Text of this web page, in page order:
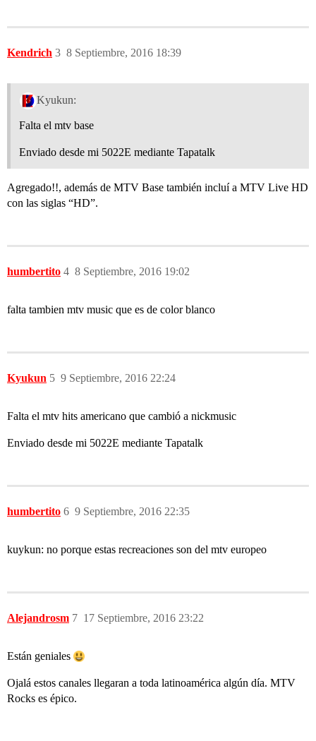
Kendrich 8 Septiembre, 2016 18:39
3
Kyukun:
Falta el mtv base
Enviado desde mi 5022E mediante Tapatalk
Agregado!!, además de MTV Base también incluí a MTV Live HD
con las siglas “HD”.
humbertito 8 Septiembre, 2016 19:02
4
falta tambien mtv music que es de color blanco
Kyukun 9 Septiembre, 2016 22:24
5
Falta el mtv hits americano que cambió a nickmusic
Enviado desde mi 5022E mediante Tapatalk
humbertito 9 Septiembre, 2016 22:35
6
kuykun: no porque estas recreaciones son del mtv europeo
Alejandrosm 17 Septiembre, 2016 23:22
7
Están geniales
Ojalá estos canales llegaran a toda latinoamérica algún día. MTV
Rocks es épico.